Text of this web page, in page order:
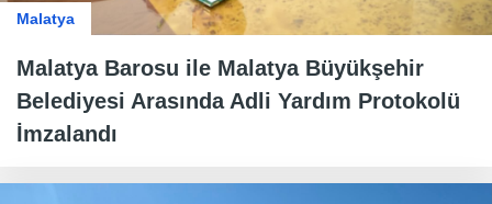
Malatya
Malatya Barosu ile Malatya Büyükşehir
Belediyesi Arasında Adli Yardım Protokolü
İmzalandı